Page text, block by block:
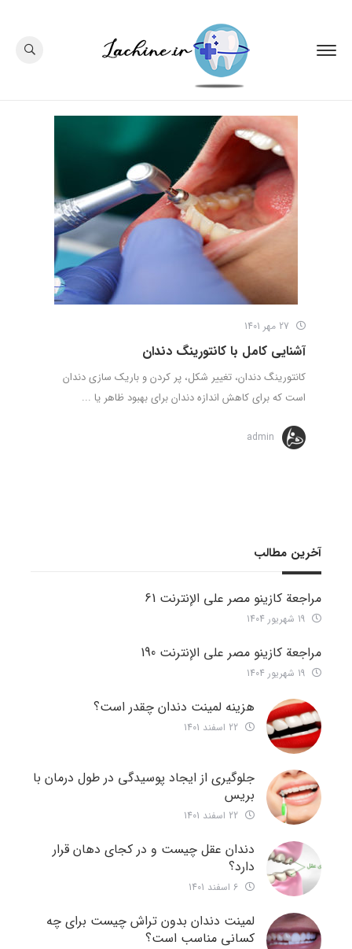
آشنایی کامل با کانتورینگ دندان
کانتورینگ دندان، تغییر شکل، پر کردن و باریک سازی دندان
است که برای کاهش اندازه دندان برای بهبود ظاهر یا ...
admin
آخرین مطالب
مراجعة كازينو مصر على الإنترنت 61
مراجعة كازينو مصر على الإنترنت 190
هزینه لمینت دندان چقدر است؟
جلوگیری از ایجاد پوسیدگی در طول درمان با
بریس
دندان عقل چیست و در کجای دهان قرار
دارد؟
لمینت دندان بدون تراش چیست برای چه
کسانی مناسب است؟